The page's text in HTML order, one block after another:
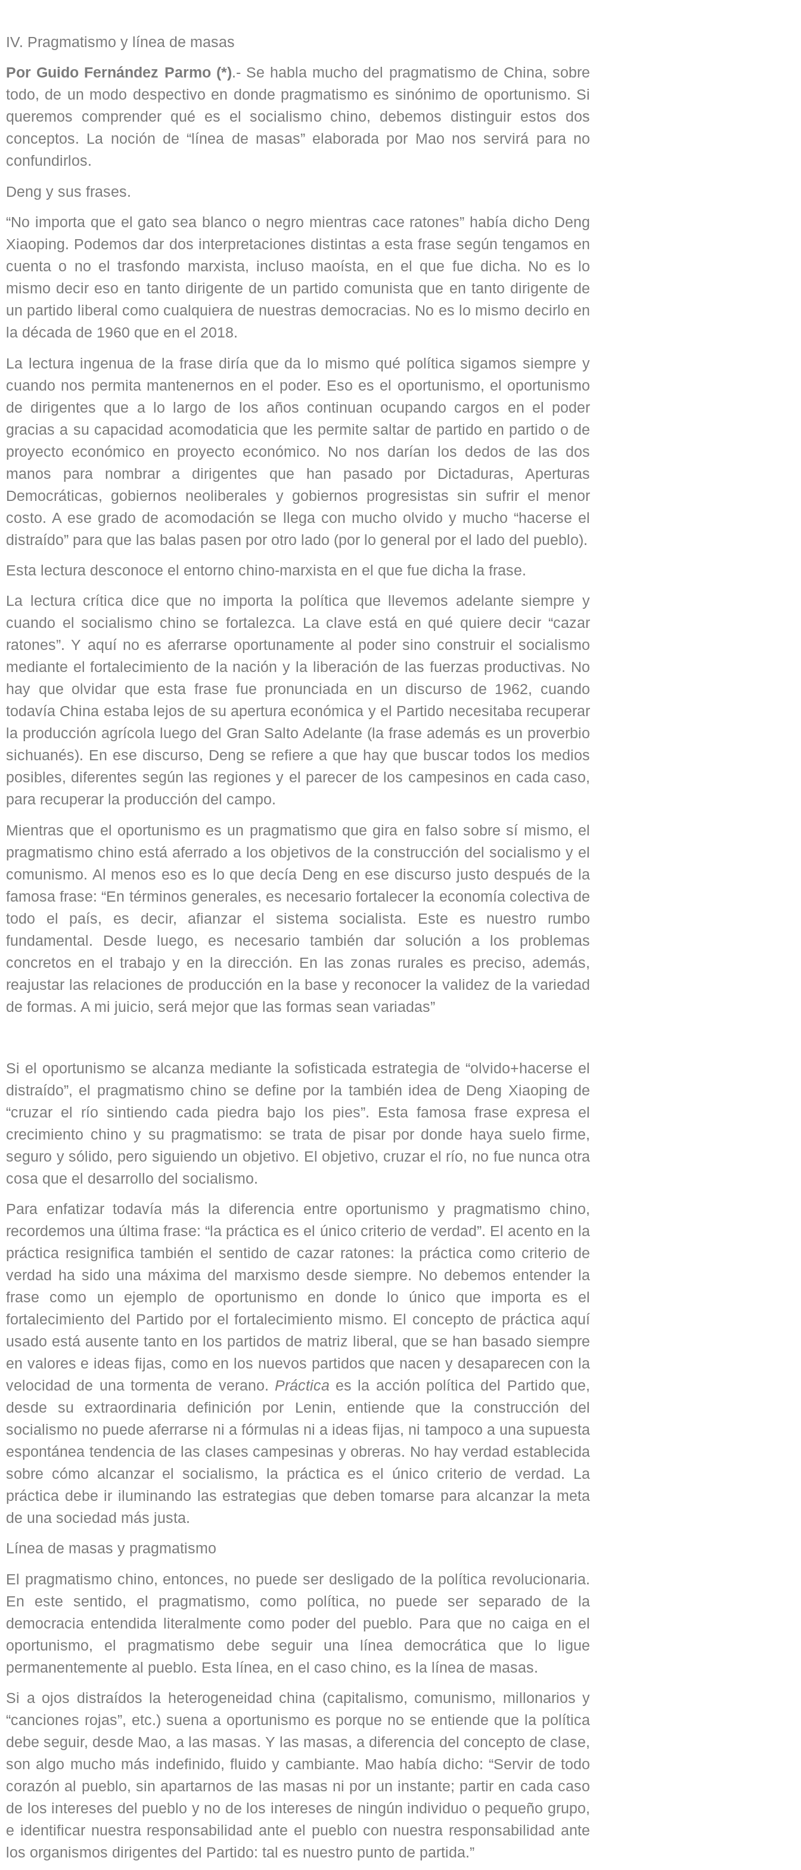
IV. Pragmatismo y línea de masas
Por Guido Fernández Parmo (*).- Se habla mucho del pragmatismo de China, sobre
todo, de un modo despectivo en donde pragmatismo es sinónimo de oportunismo. Si
queremos comprender qué es el socialismo chino, debemos distinguir estos dos
conceptos. La noción de “línea de masas” elaborada por Mao nos servirá para no
confundirlos.
Deng y sus frases.
“No importa que el gato sea blanco o negro mientras cace ratones” había dicho Deng
Xiaoping. Podemos dar dos interpretaciones distintas a esta frase según tengamos en
cuenta o no el trasfondo marxista, incluso maoísta, en el que fue dicha. No es lo
mismo decir eso en tanto dirigente de un partido comunista que en tanto dirigente de
un partido liberal como cualquiera de nuestras democracias. No es lo mismo decirlo en
la década de 1960 que en el 2018.
La lectura ingenua de la frase diría que da lo mismo qué política sigamos siempre y
cuando nos permita mantenernos en el poder. Eso es el oportunismo, el oportunismo
de dirigentes que a lo largo de los años continuan ocupando cargos en el poder
gracias a su capacidad acomodaticia que les permite saltar de partido en partido o de
proyecto económico en proyecto económico. No nos darían los dedos de las dos
manos para nombrar a dirigentes que han pasado por Dictaduras, Aperturas
Democráticas, gobiernos neoliberales y gobiernos progresistas sin sufrir el menor
costo. A ese grado de acomodación se llega con mucho olvido y mucho “hacerse el
distraído” para que las balas pasen por otro lado (por lo general por el lado del pueblo).
Esta lectura desconoce el entorno chino-marxista en el que fue dicha la frase.
La lectura crítica dice que no importa la política que llevemos adelante siempre y
cuando el socialismo chino se fortalezca. La clave está en qué quiere decir “cazar
ratones”. Y aquí no es aferrarse oportunamente al poder sino construir el socialismo
mediante el fortalecimiento de la nación y la liberación de las fuerzas productivas. No
hay que olvidar que esta frase fue pronunciada en un discurso de 1962, cuando
todavía China estaba lejos de su apertura económica y el Partido necesitaba recuperar
la producción agrícola luego del Gran Salto Adelante (la frase además es un proverbio
sichuanés). En ese discurso, Deng se refiere a que hay que buscar todos los medios
posibles, diferentes según las regiones y el parecer de los campesinos en cada caso,
para recuperar la producción del campo.
Mientras que el oportunismo es un pragmatismo que gira en falso sobre sí mismo, el
pragmatismo chino está aferrado a los objetivos de la construcción del socialismo y el
comunismo. Al menos eso es lo que decía Deng en ese discurso justo después de la
famosa frase: “En términos generales, es necesario fortalecer la economía colectiva de
todo el país, es decir, afianzar el sistema socialista. Este es nuestro rumbo
fundamental. Desde luego, es necesario también dar solución a los problemas
concretos en el trabajo y en la dirección. En las zonas rurales es preciso, además,
reajustar las relaciones de producción en la base y reconocer la validez de la variedad
de formas. A mi juicio, será mejor que las formas sean variadas”
Si el oportunismo se alcanza mediante la sofisticada estrategia de “olvido+hacerse el
distraído”, el pragmatismo chino se define por la también idea de Deng Xiaoping de
“cruzar el río sintiendo cada piedra bajo los pies”. Esta famosa frase expresa el
crecimiento chino y su pragmatismo: se trata de pisar por donde haya suelo firme,
seguro y sólido, pero siguiendo un objetivo. El objetivo, cruzar el río, no fue nunca otra
cosa que el desarrollo del socialismo.
Para enfatizar todavía más la diferencia entre oportunismo y pragmatismo chino,
recordemos una última frase: “la práctica es el único criterio de verdad”. El acento en la
práctica resignifica también el sentido de cazar ratones: la práctica como criterio de
verdad ha sido una máxima del marxismo desde siempre. No debemos entender la
frase como un ejemplo de oportunismo en donde lo único que importa es el
fortalecimiento del Partido por el fortalecimiento mismo. El concepto de práctica aquí
usado está ausente tanto en los partidos de matriz liberal, que se han basado siempre
en valores e ideas fijas, como en los nuevos partidos que nacen y desaparecen con la
velocidad de una tormenta de verano. Práctica es la acción política del Partido que,
desde su extraordinaria definición por Lenin, entiende que la construcción del
socialismo no puede aferrarse ni a fórmulas ni a ideas fijas, ni tampoco a una supuesta
espontánea tendencia de las clases campesinas y obreras. No hay verdad establecida
sobre cómo alcanzar el socialismo, la práctica es el único criterio de verdad. La
práctica debe ir iluminando las estrategias que deben tomarse para alcanzar la meta
de una sociedad más justa.
Línea de masas y pragmatismo
El pragmatismo chino, entonces, no puede ser desligado de la política revolucionaria.
En este sentido, el pragmatismo, como política, no puede ser separado de la
democracia entendida literalmente como poder del pueblo. Para que no caiga en el
oportunismo, el pragmatismo debe seguir una línea democrática que lo ligue
permanentemente al pueblo. Esta línea, en el caso chino, es la línea de masas.
Si a ojos distraídos la heterogeneidad china (capitalismo, comunismo, millonarios y
“canciones rojas”, etc.) suena a oportunismo es porque no se entiende que la política
debe seguir, desde Mao, a las masas. Y las masas, a diferencia del concepto de clase,
son algo mucho más indefinido, fluido y cambiante. Mao había dicho: “Servir de todo
corazón al pueblo, sin apartarnos de las masas ni por un instante; partir en cada caso
de los intereses del pueblo y no de los intereses de ningún individuo o pequeño grupo,
e identificar nuestra responsabilidad ante el pueblo con nuestra responsabilidad ante
los organismos dirigentes del Partido: tal es nuestro punto de partida.”